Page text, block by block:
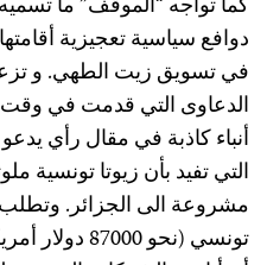
كما تواجه “الموقف” ما
دوافع سياسية تعجيزية
في تسويق زيت الطهي. و
الدعاوى التي قدمت في
أنباء كاذبة في مقال رأي
التي تفيد بأن زيوتا تونسية
تونسي (نحو